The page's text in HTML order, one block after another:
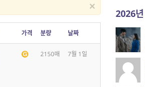
×
가격 분량 날짜
2150매 7월 1일